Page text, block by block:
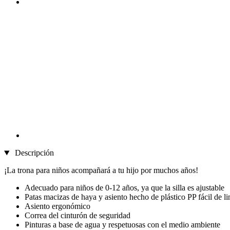
Descripción
¡La trona para niños acompañará a tu hijo por muchos años!
Adecuado para niños de 0-12 años, ya que la silla es ajustable
Patas macizas de haya y asiento hecho de plástico PP fácil de
Asiento ergonómico
Correa del cinturón de seguridad
Pinturas a base de agua y respetuosas con el medio ambiente